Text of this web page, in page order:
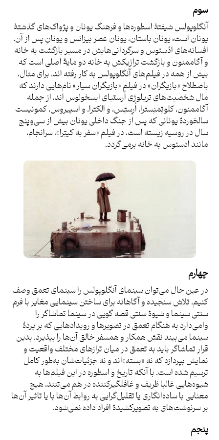
سوم
آنگلوپولس شیفتۀ اسطوره‌ها و فرهنگ یونان و پژواک‌های گذشتۀ
یونان است: یونان باستان، یونان عصر بیزانس و یونانِ پس از آن.
افسانه‌های ادُسئوس و سرگردانی‌هایش در مسیر بازگشت به خانه
و آگاممنون و بازگشت تراژیکش به خانه دو مایۀ اصلی است که
بیش از همه در فیلم‌های آنگلوپولس به کار رفته اند. برای مثال،
باصطلاح «بازیگران» در فیلم «بازیگران سیار» نام‌هایی دارند که
مال شخصیت‌های تریلوژی اُرستیای ایسخولوس اند، از جمله
آگاممنون، کلوتِمنِسترا، اُرِستِس، و الکترا. و اسپیروس، کمونیست
سالخوردۀ یونانی که پس از جنگ داخلی یونان بیش از سی‌وپنج
سال در روسیه زیسته است، در فیلم «سفر به کیتِرا»، سرانجام،
مانند ادسئوس به خانه برمی‌گردد.
چهارم
در عین حال می‌توان سینمای آنگلوپولس را سینمای تعمق وصف
کنیم. تلاش سنجیده و آگاهانه برای ساختن سینمایی مغایر با فرم
سنتی سینما و شیوۀ سنتی قصه گویی در سینما تماشاگر را
وامی‌دارد به هنگام تعمق در تصویرها و رویدادهایی که بر پردۀ
سینما می‌بیند نقش همکار و همسفر خالق آن‌ها را بپذیرد. بدین
قرار تماشاگر باید به تعمق در میان ترازهای مختلف واقعیت و
نمایش بپردازد که نه «بسته»اند و نه جزئیات‌شان به‌طور کامل
ترسیم شده است. با آنکه تاریخ و اسطوره در این فیلم‌ها به
شیوه‌هایی غالبا ظریف و غافلگیرکننده در هم می‌تنند، هیچ
معنایی با ساده‌انگاری یا تقلیل‌گرایی به روابط آن‌ها با یا تاثیر آن‌ها
بر سرنوشت‌های به تصویرکشیدۀ افراد داده نمی‌شود.
پنجم